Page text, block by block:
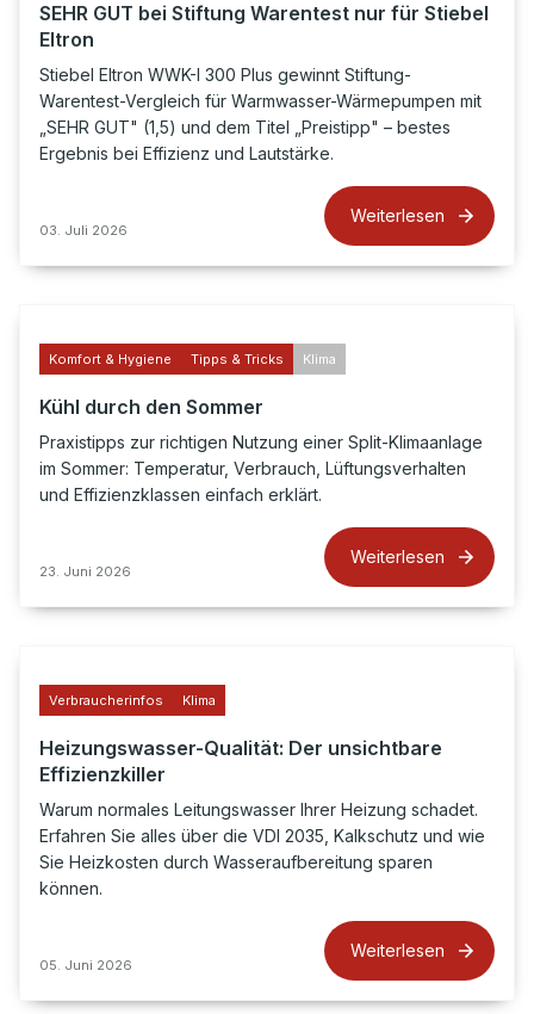
SEHR GUT bei Stiftung Warentest nur für Stiebel
Eltron
Stiebel Eltron WWK-I 300 Plus gewinnt Stiftung-
Warentest-Vergleich für Warmwasser-Wärmepumpen mit
„SEHR GUT" (1,5) und dem Titel „Preistipp" – bestes
Ergebnis bei Effizienz und Lautstärke.
03. Juli 2026
Weiterlesen
Komfort & Hygiene Tipps & Tricks Klima
Kühl durch den Sommer
Praxistipps zur richtigen Nutzung einer Split-Klimaanlage
im Sommer: Temperatur, Verbrauch, Lüftungsverhalten
und Effizienzklassen einfach erklärt.
23. Juni 2026
Weiterlesen
Verbraucherinfos Klima
Heizungswasser-Qualität: Der unsichtbare
Effizienzkiller
Warum normales Leitungswasser Ihrer Heizung schadet.
Erfahren Sie alles über die VDI 2035, Kalkschutz und wie
Sie Heizkosten durch Wasseraufbereitung sparen
können.
05. Juni 2026
Weiterlesen